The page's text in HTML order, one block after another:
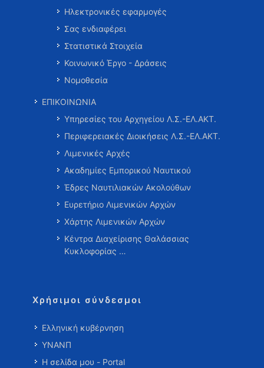
Ηλεκτρονικές εφαρμογές
Σας ενδιαφέρει
Στατιστικά Στοιχεία
Κοινωνικό Έργο - Δράσεις
Νομοθεσία
ΕΠΙΚΟΙΝΩΝΙΑ
Υπηρεσίες του Αρχηγείου Λ.Σ.-ΕΛ.ΑΚΤ.
Περιφερειακές Διοικήσεις Λ.Σ.-ΕΛ.ΑΚΤ.
Λιμενικές Αρχές
Ακαδημίες Εμπορικού Ναυτικού
Έδρες Ναυτιλιακών Ακολούθων
Ευρετήριο Λιμενικών Αρχών
Χάρτης Λιμενικών Αρχών
Κέντρα Διαχείρισης Θαλάσσιας
Κυκλοφορίας …
Χρήσιμοι σύνδεσμοι
Ελληνική κυβέρνηση
ΥΝΑΝΠ
Η σελίδα μου - Portal